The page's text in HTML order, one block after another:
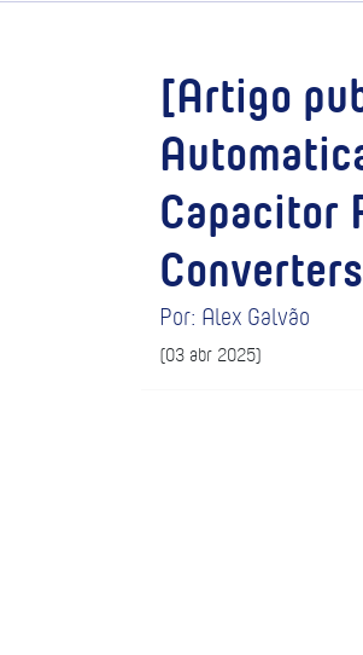
[Artigo
Capacitor
Por: Alex Galvão
(03 abr 2025)